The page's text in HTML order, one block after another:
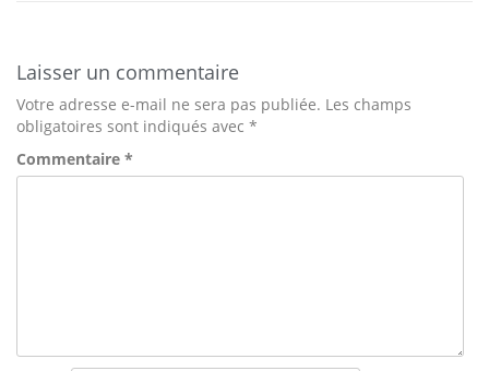
Laisser un commentaire
Votre adresse e-mail ne sera pas publiée. Les champs
obligatoires sont indiqués avec *
Commentaire *